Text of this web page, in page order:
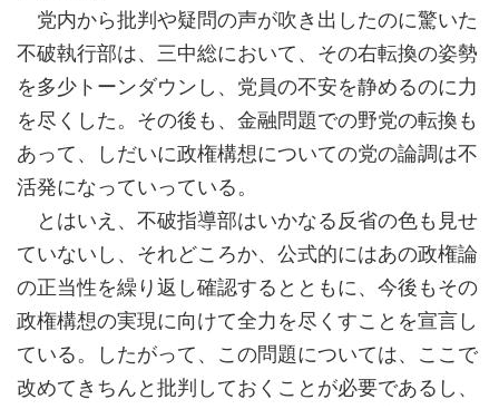
党内から批判や疑問の声が吹き出したのに驚いた
不破執行部は、三中総において、その右転換の姿勢
を多少トーンダウンし、党員の不安を静めるのに力
を尽くした。その後も、金融問題での野党の転換も
あって、しだいに政権構想についての党の論調は不
活発になっていっている。
とはいえ、不破指導部はいかなる反省の色も見せ
ていないし、それどころか、公式的にはあの政権論
の正当性を繰り返し確認するとともに、今後もその
政権構想の実現に向けて全力を尽くすことを宣言し
ている。したがって、この問題については、ここで
改めてきちんと批判しておくことが必要であるし、